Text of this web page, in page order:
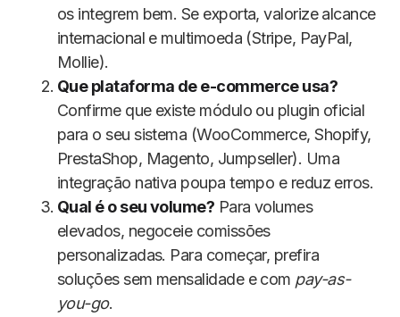
os integrem bem. Se exporta, valorize alcance
internacional e multimoeda (Stripe, PayPal,
Mollie).
Que plataforma de e-commerce usa?
Confirme que existe módulo ou plugin oficial
para o seu sistema (WooCommerce, Shopify,
PrestaShop, Magento, Jumpseller). Uma
integração nativa poupa tempo e reduz erros.
Qual é o seu volume? Para volumes
elevados, negoceie comissões
personalizadas. Para começar, prefira
soluções sem mensalidade e com pay-as-
you-go.